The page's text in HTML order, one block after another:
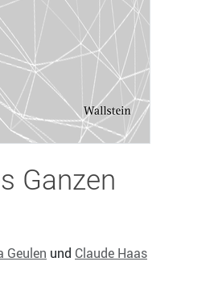
Ganzen
Geulen und Claude Haas